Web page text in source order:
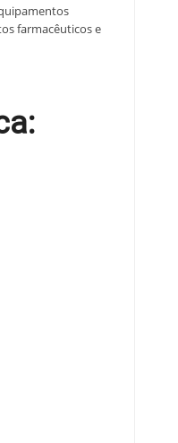
farmacêuticos e